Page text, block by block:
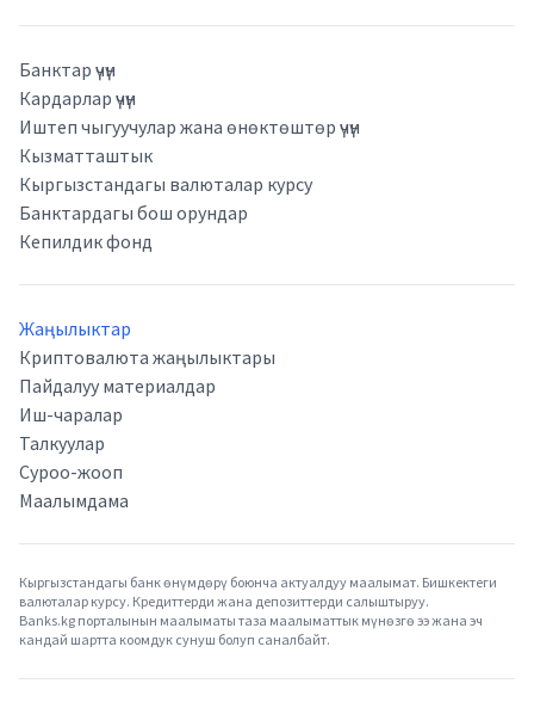
Банктар үчүн
Кардарлар үчүн
Иштеп чыгуучулар жана өнөктөштөр үчүн
Кызматташтык
Кыргызстандагы валюталар курсу
Банктардагы бош орундар
Кепилдик фонд
Жаңылыктар
Криптовалюта жаңылыктары
Пайдалуу материалдар
Иш-чаралар
Талкуулар
Суроо-жооп
Маалымдама
Кыргызстандагы банк өнүмдөрү боюнча актуалдуу маалымат. Бишкектеги
валюталар курсу. Кредиттерди жана депозиттерди салыштыруу.
Banks.kg порталынын маалыматы таза маалыматтык мүнөзгө ээ жана эч
кандай шартта коомдук сунуш болуп саналбайт.